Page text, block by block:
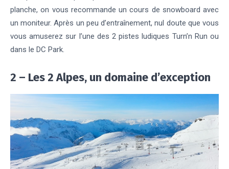
planche, on vous recommande un cours de snowboard avec
un moniteur.Après un peu d’entraînement, nul doute que vous
vous amuserez sur l’une des 2 pistes ludiques Turn’n Run ou
dans le DC Park.
2 – Les 2 Alpes, un domaine d’exception